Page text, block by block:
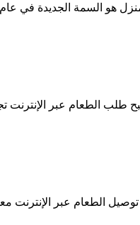
2020 وسيظل كذلك في السنوات القادمة.
عبر الإنترنت معدل نمو سنوي